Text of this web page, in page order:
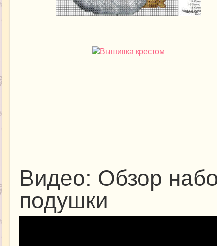
Видео: Обзор
подушки